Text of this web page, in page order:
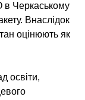
Черкаському
Внаслідок
оцінюють як
освіти,